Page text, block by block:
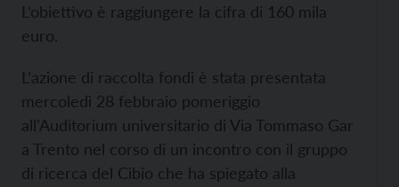
L’obiettivo è raggiungere la cifra di 160 mila
euro.
L’azione di raccolta fondi è stata presentata
mercoledì 28 febbraio pomeriggio
all’Auditorium universitario di Via Tommaso Gar
a Trento nel corso di un incontro con il gruppo
di ricerca del Cibio che ha spiegato alla